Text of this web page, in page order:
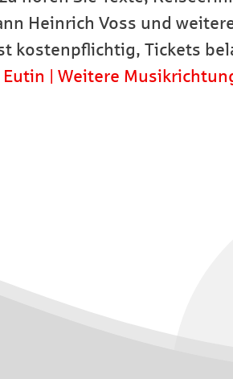
Heinrich Voss und
kostenpflichtig, Tickets
Eutin | Weitere